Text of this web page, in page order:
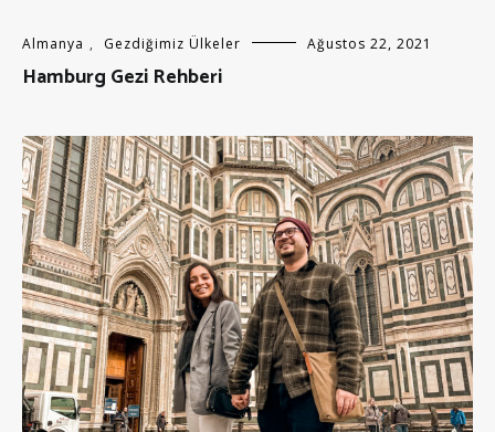
Almanya , Gezdiğimiz Ülkeler Ağustos 22, 2021
Hamburg Gezi Rehberi